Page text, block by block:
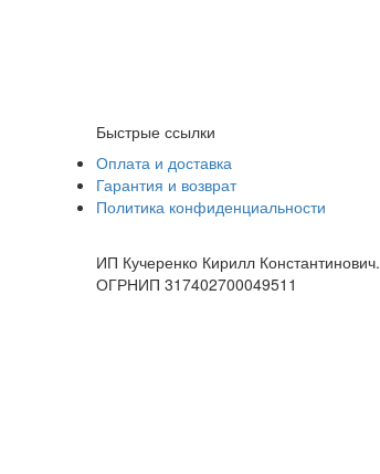
Быстрые ссылки
Оплата и доставка
Гарантия и возврат
Политика конфиденциальности
ИП Кучеренко Кирилл Константинович.
ОГРНИП 317402700049511